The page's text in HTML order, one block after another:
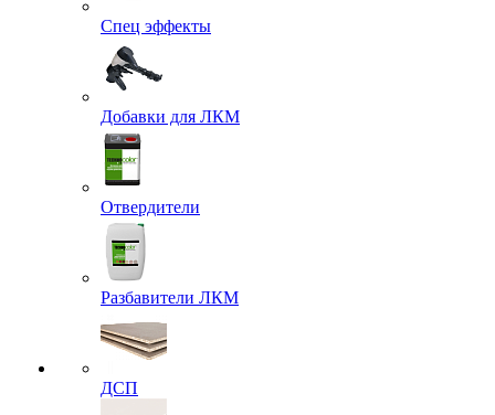
Спец эффекты
Добавки для ЛКМ
Отвердители
Разбавители ЛКМ
ДСП